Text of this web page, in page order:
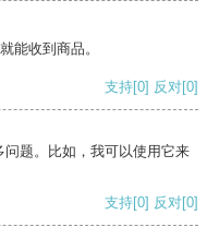
能收到商品。
支持[0] 反对[0]
题。比如，我可以使用它来
支持[0] 反对[0]